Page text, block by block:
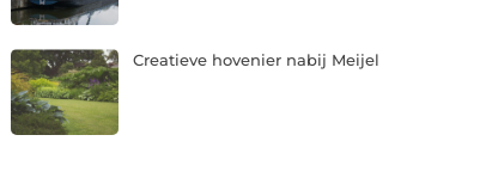
Creatieve hovenier nabij Meijel